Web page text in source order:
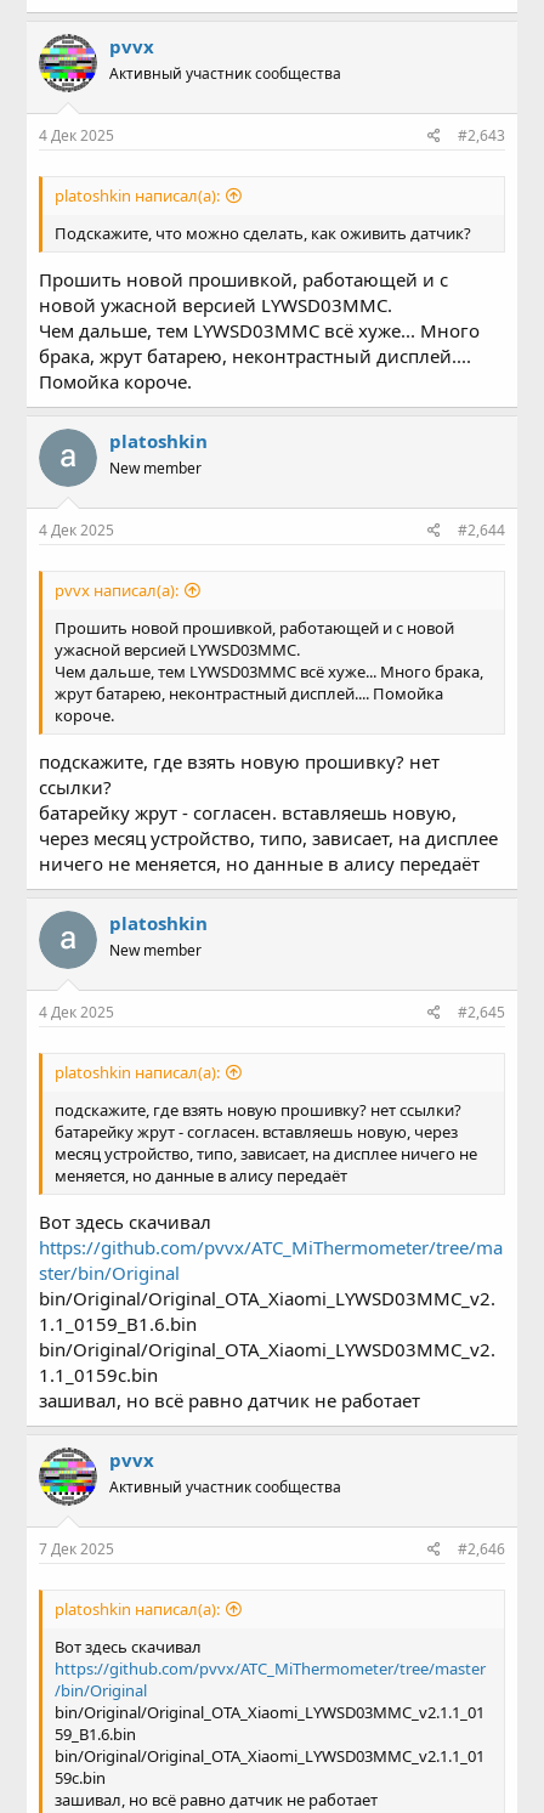
pvvx
Активный участник сообщества
4 Дек 2025 #2,643
platoshkin написал(а):
Подскажите, что можно сделать, как оживить датчик?
Прошить новой прошивкой, работающей и с
новой ужасной версией LYWSD03MMC.
Чем дальше, тем LYWSD03MMC всё хуже... Много
брака, жрут батарею, неконтрастный дисплей....
Помойка короче.
platoshkin
New member
4 Дек 2025 #2,644
pvvx написал(а):
Прошить новой прошивкой, работающей и с новой
ужасной версией LYWSD03MMC.
Чем дальше, тем LYWSD03MMC всё хуже... Много брака,
жрут батарею, неконтрастный дисплей.... Помойка
короче.
подскажите, где взять новую прошивку? нет
ссылки?
батарейку жрут - согласен. вставляешь новую,
через месяц устройство, типо, зависает, на дисплее
ничего не меняется, но данные в алису передаёт
platoshkin
New member
4 Дек 2025 #2,645
platoshkin написал(а):
подскажите, где взять новую прошивку? нет ссылки?
батарейку жрут - согласен. вставляешь новую, через
месяц устройство, типо, зависает, на дисплее ничего не
меняется, но данные в алису передаёт
Вот здесь скачивал
https://github.com/pvvx/ATC_MiThermometer/tree/ma
ster/bin/Original
bin/Original/Original_OTA_Xiaomi_LYWSD03MMC_v2.
1.1_0159_B1.6.bin
bin/Original/Original_OTA_Xiaomi_LYWSD03MMC_v2.
1.1_0159c.bin
зашивал, но всё равно датчик не работает
pvvx
Активный участник сообщества
7 Дек 2025 #2,646
platoshkin написал(а):
Вот здесь скачивал
https://github.com/pvvx/ATC_MiThermometer/tree/master
/bin/Original
bin/Original/Original_OTA_Xiaomi_LYWSD03MMC_v2.1.1_01
59_B1.6.bin
bin/Original/Original_OTA_Xiaomi_LYWSD03MMC_v2.1.1_01
59c.bin
зашивал, но всё равно датчик не работает